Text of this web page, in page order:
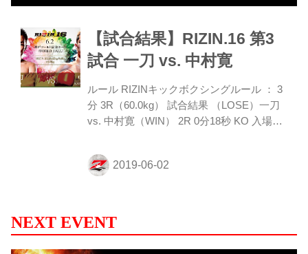
【試合結果】RIZIN.16 第3
試合 一刀 vs. 中村寛
ルール RIZINキックボクシングルール ： 3
分 3R（60.0kg） 試合結果 （LOSE）一刀
vs. 中村寛（WIN） 2R 0分18秒 KO 入場
モーションで挑発すると、中央を取りなが
らプレッシャーをかける。一刀はオーソの
村がコーナーに詰めてパンチを振るうとヒ
ット！さらにノーモーションからの左右の
パンチを当てると、一刀はややぐらつく。
NEXT EVENT